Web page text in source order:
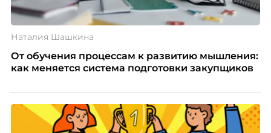
Наталия Шашкина
От обучения процессам к развитию мышления:
как меняется система подготовки закупщиков